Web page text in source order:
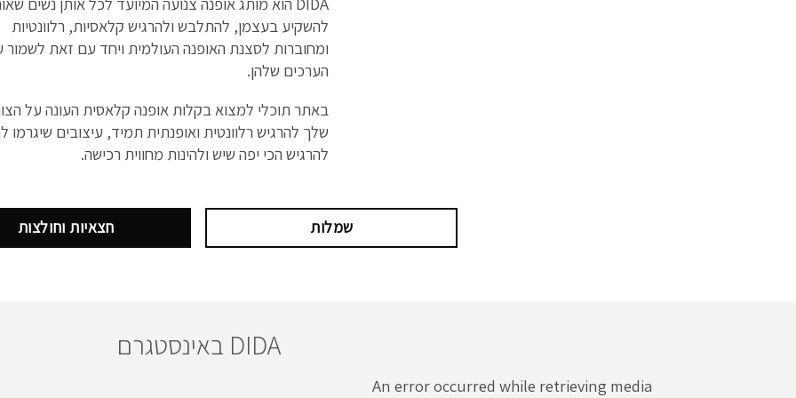
להשקיע בעצמן, להתלבש ולהרגיש קלאסיות, רלוונטיות
ומחוברות לסצנת האופנה העולמית ויחד עם זאת לשמור
הערכים שלהן.
באתר תוכלי למצוא בקלות אופנה קלאסית העונה על
שלך להרגיש רלוונטית ואופנתית תמיד, עיצובים שיגרמו
להרגיש הכי יפה שיש ולהינות מחווית רכישה.
שמלות חצאיות וחולצות
DIDA באינסטגרם
An error occurred while retrieving media